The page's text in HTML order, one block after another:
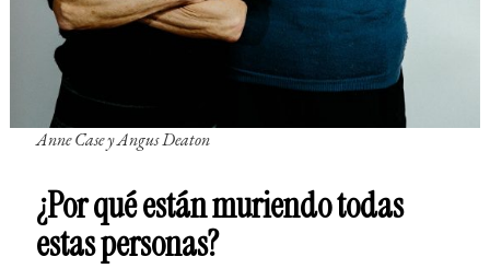
Anne Case y Angus Deaton
¿Por qué están muriendo todas
estas personas?